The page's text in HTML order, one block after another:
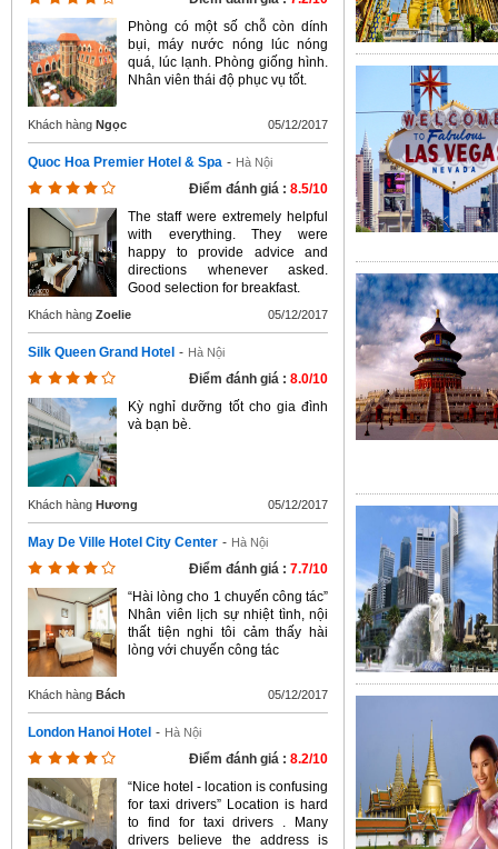
Phòng có một số chỗ còn dính
bụi, máy nước nóng lúc nóng
quá, lúc lạnh. Phòng giống hình.
Nhân viên thái độ phục vụ tốt.
Khách hàng Ngọc 05/12/2017
Quoc Hoa Premier Hotel & Spa - Hà Nội
Điểm đánh giá : 8.5/10
The staff were extremely helpful
with everything. They were
happy to provide advice and
directions whenever asked.
Good selection for breakfast.
Khách hàng Zoelie 05/12/2017
Silk Queen Grand Hotel - Hà Nội
Điểm đánh giá : 8.0/10
Kỳ nghỉ dưỡng tốt cho gia đình
và bạn bè.
Khách hàng Hương 05/12/2017
May De Ville Hotel City Center - Hà Nội
Điểm đánh giá : 7.7/10
“Hài lòng cho 1 chuyến công tác”
Nhân viên lịch sự nhiệt tình, nội
thất tiện nghi tôi cảm thấy hài
lòng với chuyến công tác
Khách hàng Bách 05/12/2017
London Hanoi Hotel - Hà Nội
Điểm đánh giá : 8.2/10
“Nice hotel - location is confusing
for taxi drivers” Location is hard
to find for taxi drivers . Many
drivers believe the address is